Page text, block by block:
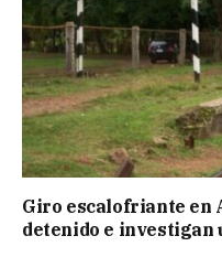
Giro escalofriante en
detenido e investigan